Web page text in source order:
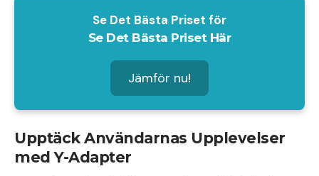
Se Det Bästa Priset för
Se Det Bästa Priset Här
Jämför nu!
Upptäck Användarnas Upplevelser
med Y-Adapter